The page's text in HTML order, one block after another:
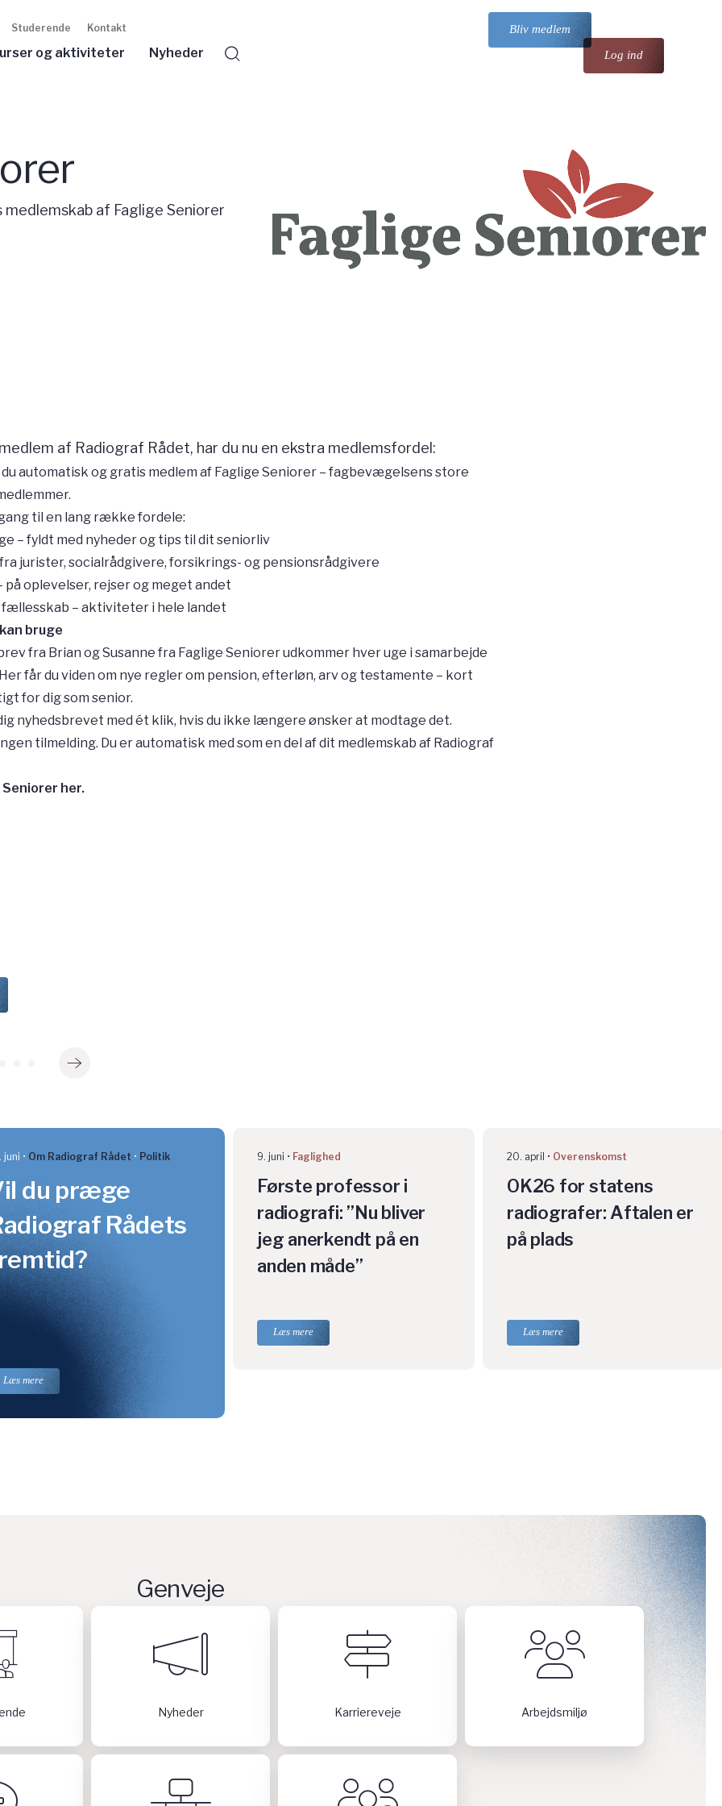
Studerende Kontakt
og aktiviteter Nyheder
Bliv medlem
Log ind
af Faglige Seniorer
af Radiograf Rådet, har du nu en ekstra medlemsfordel:
du automatisk og gratis medlem af Faglige Seniorer – fagbevægelsens store
til en lang række fordele:
– fyldt med nyheder og tips til dit seniorliv
jurister, socialrådgivere, forsikrings- og pensionsrådgivere
på oplevelser, rejser og meget andet
– aktiviteter i hele landet
bruge
fra Brian og Susanne fra Faglige Seniorer udkommer hver uge i samarbejde
får du viden om nye regler om pension, efterløn, arv og testamente – kort
for dig som senior.
nyhedsbrevet med ét klik, hvis du ikke længere ønsker at modtage det.
tilmelding. Du er automatisk med som en del af dit medlemskab af Radiograf
her.
juni Om Radiograf Rådet Politik
du præge
Rådets
Læs mere
9. juni Faglighed
Første professor i
radiografi: ”Nu bliver
jeg anerkendt på en
anden måde”
Læs mere
20. april Overenskomst
OK26 for statens
radiografer: Aftalen er
på plads
Læs mere
Genveje
Nyheder Karriereveje Arbejdsmiljø